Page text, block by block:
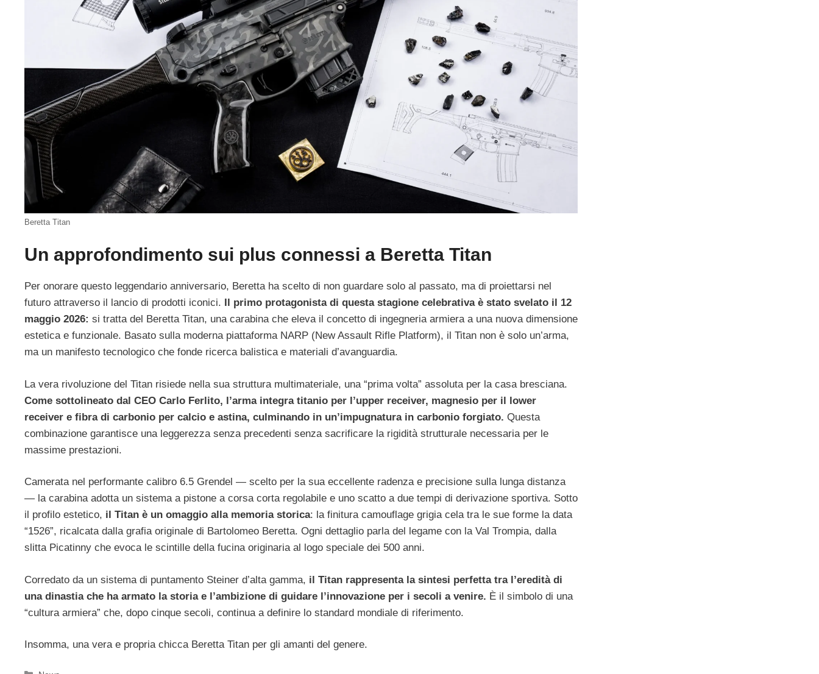
Beretta Titan
Un approfondimento sui plus connessi a Beretta Titan
Per onorare questo leggendario anniversario, Beretta ha scelto di non guardare solo al passato, ma di proiettarsi nel
futuro attraverso il lancio di prodotti iconici.
Il primo protagonista di questa stagione celebrativa è stato svelato il 12
maggio 2026: si tratta del Beretta Titan, una carabina che eleva il concetto di ingegneria armiera a una nuova dimensione
estetica e funzionale. Basato sulla moderna piattaforma NARP (New Assault Rifle Platform), il Titan non è solo un’arma,
ma un manifesto tecnologico che fonde ricerca balistica e materiali d’avanguardia.
La vera rivoluzione del Titan risiede nella sua struttura multimateriale, una “prima volta” assoluta per la casa bresciana.
Come sottolineato dal CEO Carlo Ferlito, l’arma integra titanio per l’upper receiver, magnesio per il lower
receiver e fibra di carbonio per calcio e astina, culminando in un’impugnatura in carbonio forgiato. Questa
combinazione garantisce una leggerezza senza precedenti senza sacrificare la rigidità strutturale necessaria per le
massime prestazioni.
Camerata nel performante calibro 6.5 Grendel — scelto per la sua eccellente radenza e precisione sulla lunga distanza
— la carabina adotta un sistema a pistone a corsa corta regolabile e uno scatto a due tempi di derivazione sportiva. Sotto
il profilo estetico, il Titan è un omaggio alla memoria storica: la finitura camouflage grigia cela tra le sue forme la data
“1526”, ricalcata dalla grafia originale di Bartolomeo Beretta. Ogni dettaglio parla del legame con la Val Trompia, dalla
slitta Picatinny che evoca le scintille della fucina originaria al logo speciale dei 500 anni.
Corredato da un sistema di puntamento Steiner d’alta gamma, il Titan rappresenta la sintesi perfetta tra l’eredità di
una dinastia che ha armato la storia e l’ambizione di guidare l’innovazione per i secoli a venire. È il simbolo di una
“cultura armiera” che, dopo cinque secoli, continua a definire lo standard mondiale di riferimento.
Insomma, una vera e propria chicca Beretta Titan per gli amanti del genere.